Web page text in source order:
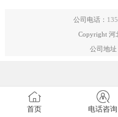
公司电话：
Copyright 河
公司地址
首页 电话咨询